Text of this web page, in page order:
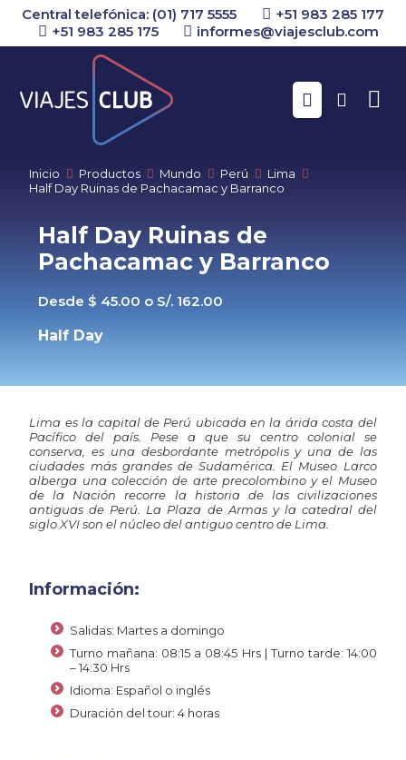
Central telefónica: (01) 717 5555
+51 983 285 177
+51 983 285 175
informes@viajesclub.com
Inicio Productos Mundo Perú
Lima
Half Day Ruinas de Pachacamac y Barranco
Half Day Ruinas de
Pachacamac y Barranco
Desde $ 45.00 o S/. 162.00
Half Day
Lima es la capital de Perú ubicada en la árida costa del
Pacífico del país. Pese a que su centro colonial se
conserva, es una desbordante metrópolis y una de las
ciudades más grandes de Sudamérica. El Museo Larco
alberga una colección de arte precolombino y el Museo
de la Nación recorre la historia de las civilizaciones
antiguas de Perú. La Plaza de Armas y la catedral del
siglo XVI son el núcleo del antiguo centro de Lima.
Información:
Salidas: Martes a domingo
Turno mañana: 08:15 a 08:45 Hrs | Turno tarde: 14:00
– 14:30 Hrs
Idioma: Español o inglés
Duración del tour: 4 horas
Buscar